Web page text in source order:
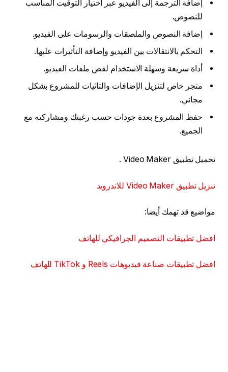
إضافة الترجمة إلى الفيديو عبر اختيار التوقيت المناسب
للنصوص.
إضافة النصوص والملصقات والرسومات على الفيديو.
التحكم بالانتقالات بين الفيديو وإضافة التأثيرات عليها.
أداة سريعة وسهلة الاستخدام لقص ملفات الفيديو.
متجر خاص لتنزيل الإضافات والتاثيات للمشروع بشكل
مجاني.
حفظ المشروع بعدة جودات حسب رغبتك ومشاركته مع
الجميع.
تحميل تطبيق Video Maker .
تنزيل تطبيق Video Maker للاندرويد
مواضيع قد تهمك أيضا:
افضل تطبيقات التصميم الجرافيكي للهاتف
افضل تطبيقات صناعة فيديوهات Reels و TikTok للهاتف